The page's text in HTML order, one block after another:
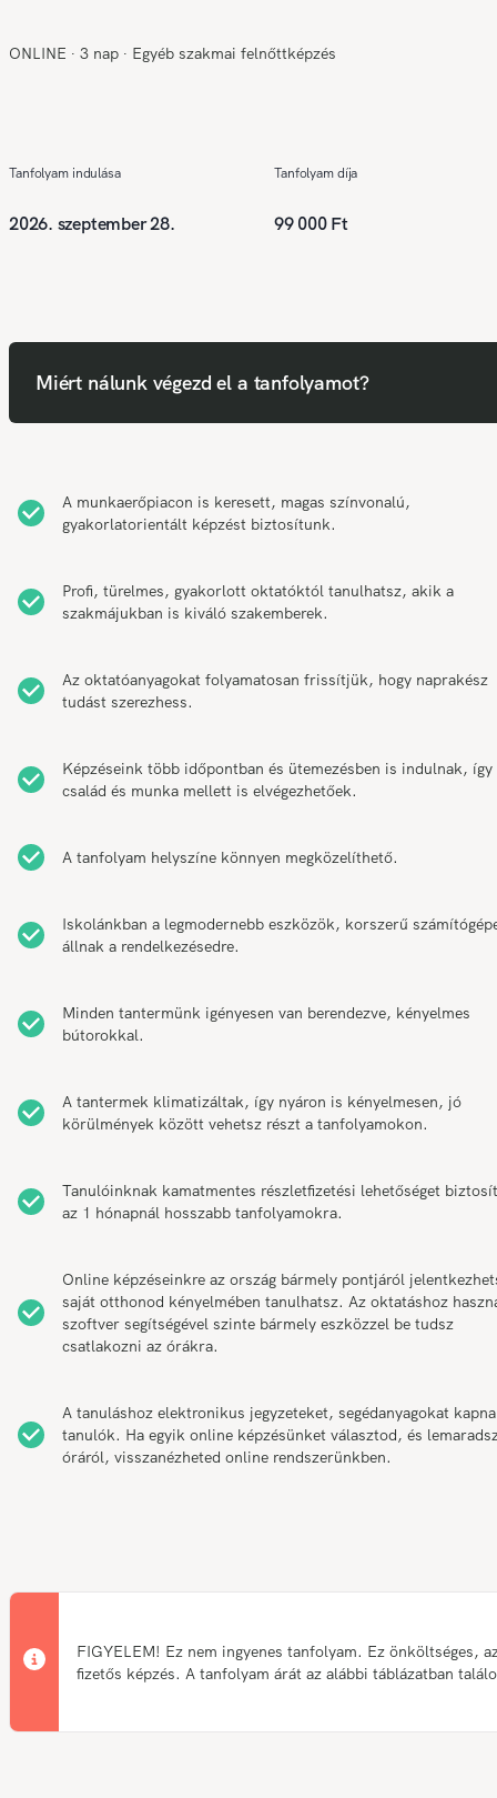
ONLINE ∙ 3 nap ∙ Egyéb szakmai felnőttképzés
Tanfolyam indulása
2026. szeptember 28.
Tanfolyam díja
99 000 Ft
Miért nálunk végezd el a tanfolyamot?
A munkaerőpiacon is keresett, magas színvonalú,
gyakorlatorientált képzést biztosítunk.
Profi, türelmes, gyakorlott oktatóktól tanulhatsz, akik a
szakmájukban is kiváló szakemberek.
Az oktatóanyagokat folyamatosan frissítjük, hogy naprakész
tudást szerezhess.
Képzéseink több időpontban és ütemezésben is indulnak, így
család és munka mellett is elvégezhetőek.
A tanfolyam helyszíne könnyen megközelíthető.
Iskolánkban a legmodernebb eszközök, korszerű
állnak a rendelkezésedre.
Minden tantermünk igényesen van berendezve, kényelmes
bútorokkal.
A tantermek klimatizáltak, így nyáron is kényelmesen, jó
körülmények között vehetsz részt a tanfolyamokon.
Tanulóinknak kamatmentes részletfizetési lehetőséget
az 1 hónapnál hosszabb tanfolyamokra.
Online képzéseinkre az ország bármely pontjáról
saját otthonod kényelmében tanulhatsz. Az oktatáshoz
szoftver segítségével szinte bármely eszközzel be tudsz
csatlakozni az órákra.
A tanuláshoz elektronikus jegyzeteket, segédanyagokat
tanulók. Ha egyik online képzésünket választod, és
óráról, visszanézheted online rendszerünkben.
FIGYELEM! Ez nem ingyenes tanfolyam. Ez önköltséges,
fizetős képzés. A tanfolyam árát az alábbi táblázatban